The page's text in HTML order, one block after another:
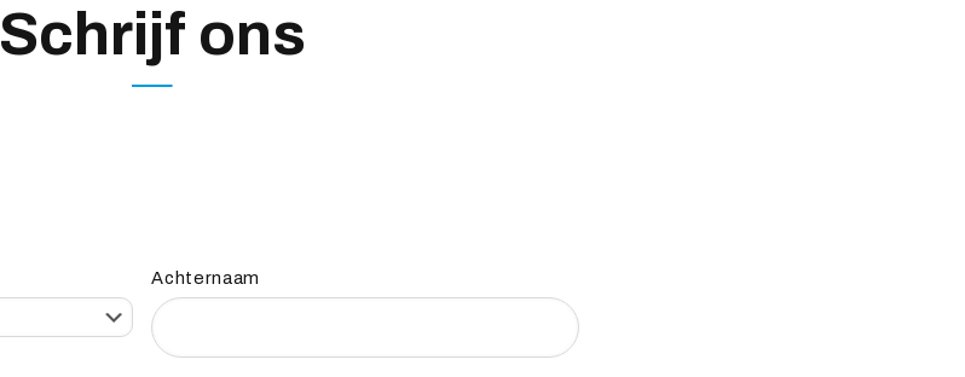
Schrijf ons
Achternaam